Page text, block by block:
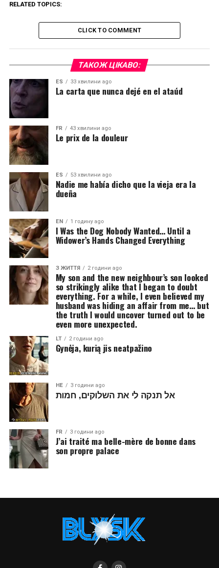
RELATED TOPICS:
CLICK TO COMMENT
ТАКОЖ ЦІКАВО:
ES 33 хвилини ago
La carta que nunca dejé en el ataúd
FR 43 хвилини ago
Le prix de la douleur
ES 53 хвилини ago
Nadie me había dicho que la vieja era la
dueña
EN 1 годину ago
I Was the Dog Nobody Wanted… Until a
Widower’s Hands Changed Everything
З ЖИТТЯ 2 години ago
My son and the new neighbour’s son looked
so strikingly alike that I began to doubt
everything. For a while, I even believed my
husband was hiding an affair from me… but
the truth I would uncover turned out to be
even more unexpected.
LT 2 години ago
Gynėja, kurią jis neatpažino
HE 3 години ago
אל תנקה לי את השלוקים, חמות
FR 3 години ago
J’ai traité ma belle-mère de bonne dans
son propre palace